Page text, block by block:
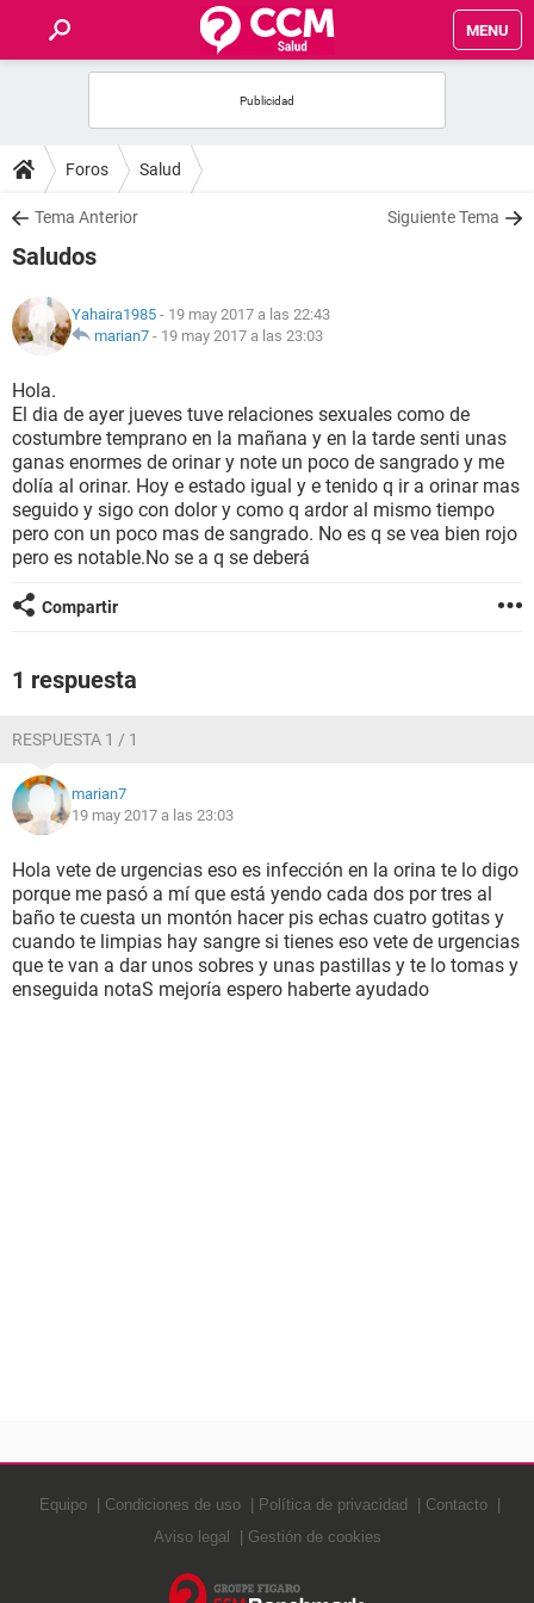
MENU
FOROS
SALUD
NUTRICIÓN
BIENESTAR
SEXUALIDAD
GLOSARIO
Foros Salud
Tema Anterior Siguiente Tema
Saludos
Yahaira1985 - 19 may 2017 a las 22:43
marian7 - 19 may 2017 a las 23:03
Hola.
El dia de ayer jueves tuve relaciones sexuales como de
costumbre temprano en la mañana y en la tarde senti unas
ganas enormes de orinar y note un poco de sangrado y me
dolía al orinar. Hoy e estado igual y e tenido q ir a orinar mas
seguido y sigo con dolor y como q ardor al mismo tiempo
pero con un poco mas de sangrado. No es q se vea bien rojo
pero es notable.No se a q se deberá
Compartir
1 respuesta
RESPUESTA 1 / 1
marian7
19 may 2017 a las 23:03
Hola vete de urgencias eso es infección en la orina te lo digo
porque me pasó a mí que está yendo cada dos por tres al
baño te cuesta un montón hacer pis echas cuatro gotitas y
cuando te limpias hay sangre si tienes eso vete de urgencias
que te van a dar unos sobres y unas pastillas y te lo tomas y
enseguida notaS mejoría espero haberte ayudado
Equipo Condiciones de uso Política de privacidad
Contacto
Aviso legal
Gestión de cookies